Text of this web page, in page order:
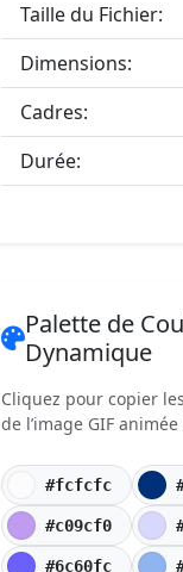
Taille du Fichier:
Dimensions:
Cadres:
Durée:
Palette de
Dynamique
Cliquez pour copier
de l’image GIF
#fcfcfc
#c09cf0
#6c60fc